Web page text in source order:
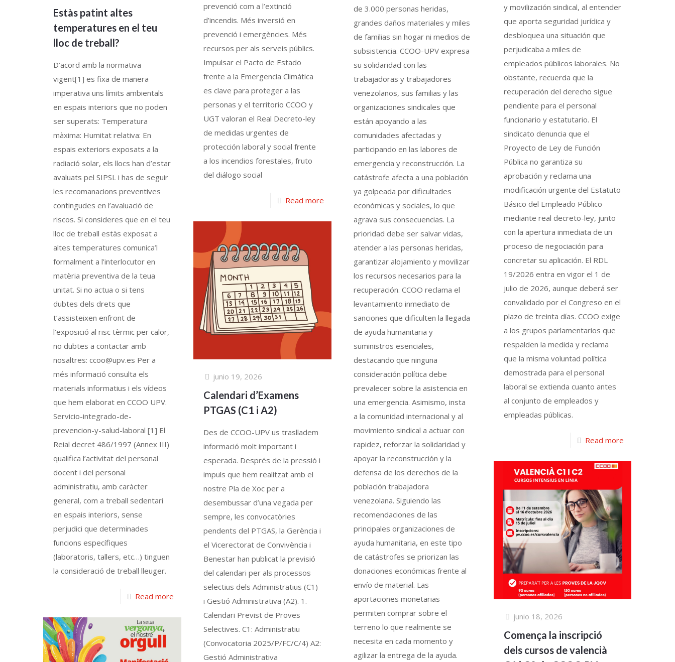
prevenció com a l’extinció
d’incendis. Més inversió en
prevenció i emergències. Més
recursos per als serveis públics.
Impulsar el Pacto de Estado
frente a la Emergencia Climática
es clave para proteger a las
personas y el territorio CCOO y
UGT valoran el Real Decreto-ley
de medidas urgentes de
protección laboral y social frente
a los incendios forestales, fruto
del diálogo social
Read more
y movilización sindical, al entender
que aporta seguridad jurídica y
desbloquea una situación que
perjudicaba a miles de
empleados públicos laborales. No
obstante, recuerda que la
recuperación del derecho sigue
pendiente para el personal
funcionario y estatutario. El
sindicato denuncia que el
Proyecto de Ley de Función
Pública no garantiza su
aprobación y reclama una
modificación urgente del Estatuto
Básico del Empleado Público
mediante real decreto-ley, junto
con la apertura inmediata de un
proceso de negociación para
concretar su aplicación. El RDL
19/2026 entra en vigor el 1 de
julio de 2026, aunque deberá ser
convalidado por el Congreso en el
plazo de treinta días. CCOO exige
a los grupos parlamentarios que
respalden la medida y reclama
que la misma voluntad política
demostrada para el personal
laboral se extienda cuanto antes
al conjunto de empleados y
empleadas públicas.
Read more
de 3.000 personas heridas,
grandes daños materiales y miles
de familias sin hogar ni medios de
subsistencia. CCOO-UPV expresa
su solidaridad con las
trabajadoras y trabajadores
venezolanos, sus familias y las
organizaciones sindicales que
están apoyando a las
comunidades afectadas y
participando en las labores de
emergencia y reconstrucción. La
catástrofe afecta a una población
ya golpeada por dificultades
económicas y sociales, lo que
agrava sus consecuencias. La
prioridad debe ser salvar vidas,
atender a las personas heridas,
garantizar alojamiento y movilizar
los recursos necesarios para la
recuperación. CCOO reclama el
levantamiento inmediato de
sanciones que dificulten la llegada
de ayuda humanitaria y
suministros esenciales,
destacando que ninguna
consideración política debe
prevalecer sobre la asistencia en
una emergencia. Asimismo, insta
a la comunidad internacional y al
movimiento sindical a actuar con
rapidez, reforzar la solidaridad y
apoyar la reconstrucción y la
defensa de los derechos de la
población trabajadora
venezolana. Siguiendo las
recomendaciones de las
principales organizaciones de
ayuda humanitaria, en este tipo
de catástrofes se priorizan las
donaciones económicas frente al
envío de material. Las
aportaciones monetarias
permiten comprar sobre el
terreno lo que realmente se
necesita en cada momento y
agilizar la entrega de la ayuda.
Estàs patint altes
temperatures en el teu
lloc de treball?
D’acord amb la normativa
vigent[1] es fixa de manera
imperativa uns límits ambientals
en espais interiors que no poden
ser superats: Temperatura
màxima: Humitat relativa: En
espais exteriors exposats a la
radiació solar, els llocs han d’estar
avaluats pel SIPSL i has de seguir
les recomanacions preventives
contingudes en l’avaluació de
riscos. Si consideres que en el teu
lloc de treball estàs exposat a
altes temperatures comunica’l
formalment a l’interlocutor en
matèria preventiva de la teua
unitat. Si no actua o si tens
dubtes dels drets que
t’assisteixen enfront de
l’exposició al risc tèrmic per calor,
no dubtes a contactar amb
nosaltres: ccoo@upv.es Per a
més informació consulta els
materials informatius i els vídeos
que hem elaborat en CCOO UPV.
Servicio-integrado-de-
prevencion-y-salud-laboral [1] El
Reial decret 486/1997 (Annex III)
qualifica l’activitat del personal
docent i del personal
administratiu, amb caràcter
general, com a treball sedentari
en espais interiors, sense
perjudici que determinades
funcions específiques
(laboratoris, tallers, etc…) tinguen
la consideració de treball lleuger.
Read more
junio 19, 2026
Calendari d’Examens
PTGAS (C1 i A2)
Des de CCOO-UPV us traslladem
informació molt important i
esperada. Després de la pressió i
impuls que hem realitzat amb el
nostre Pla de Xoc per a
desembussar d’una vegada per
sempre, les convocatòries
pendents del PTGAS, la Gerència i
el Vicerectorat de Convivència i
Benestar han publicat la previsió
del calendari per als processos
selectius dels Administratius (C1)
i Gestió Administrativa (A2). 1.
Calendari Previst de Proves
Selectives. C1: Administratiu
(Convocatoria 2025/P/FC/C/4) A2:
Gestió Administrativa
junio 18, 2026
Comença la inscripció
dels cursos de valencià